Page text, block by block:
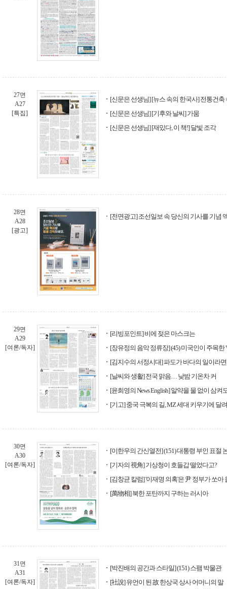
27면
A27
[특집]
[신문은 선생님] [뉴스 속의 한국사] 전통건축
[신문은 선생님] [기후와 날씨] 가뭄
[신문은 선생님] [재밌다, 이 책!] 달빛 조각
28면
A28
[광고]
[전면광고] 조선일보 속 당신의 기사를 기념
29면
A29
[여론/독자]
[리빙포인트] 비에 젖은 마스크는
[장유정의 음악 정류장] (45) 미국인이 주목한
[김지수의 서정시대] 파도가 바다의 일이라면
[날씨와 생활] 전국 맑음… 낮밤 기온차 커
[윤희영의 News English] 알약을 물 없이 삼켜
[기고] 중국 극복의 길, MZ 세대 키우기에 달
30면
A30
[여론/독자]
[이한우의 간신열전] (151) 대통령 부인 표절
[기자의 視角] 기상청이 호들갑 떨었다고?
[김창균 칼럼] '이재명 의혹'은 尹 정부가 쏘아
[萬物相] 북한 포탄까지 구하는 러시아
31면
A31
[여론/독자]
[박진배의 공간과 스타일] (151) 스팸 박물관
[社說] 유언이 된 故 한상국 상사 어머니의 말